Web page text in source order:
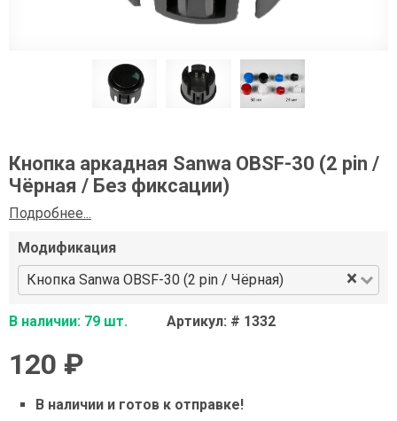
Кнопка аркадная Sanwa OBSF-30 (2 pin /
Чёрная / Без фиксации)
Подробнее...
Модификация
Кнопка Sanwa OBSF-30 (2 pin / Чёрная)
×
В наличии: 79 шт. Артикул: # 1332
120 ₽
В наличии и готов к отправке!